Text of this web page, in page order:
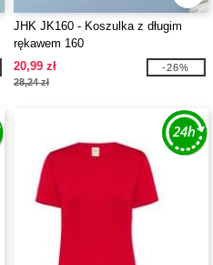
JHK JK160 - Koszulka z długim
rękawem 160
20,99 zł
28,24 zł
-26%